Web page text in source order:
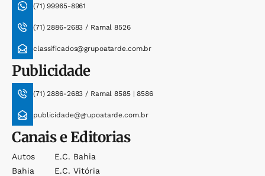
(71) 99965-8961
(71) 2886-2683 / Ramal 8526
classificados@grupoatarde.com.br
Publicidade
(71) 2886-2683 / Ramal 8585 | 8586
publicidade@grupoatarde.com.br
Canais e Editorias
Autos
Bahia
E.c. Bahia
E.c. Vitória